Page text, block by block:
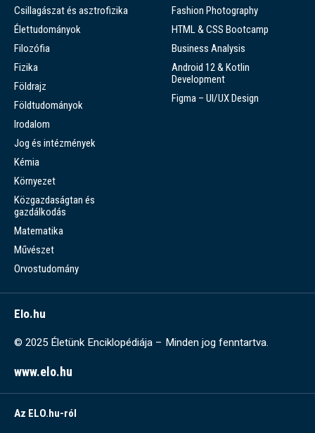
Csillagászat és asztrofizika
Élettudományok
Filozófia
Fizika
Földrajz
Földtudományok
Irodalom
Jog és intézmények
Kémia
Környezet
Közgazdaságtan és
gazdálkodás
Matematika
Művészet
Orvostudomány
Fashion Photography
HTML & CSS Bootcamp
Business Analysis
Android 12 & Kotlin
Development
Figma – UI/UX Design
Elo.hu
© 2025 Életünk Enciklopédiája – Minden jog fenntartva.
www.elo.hu
Az ELO.hu-ról